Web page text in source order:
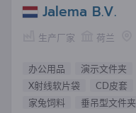
Jalema B.V.
生产厂家 荷兰
办公用品 演示文件夹
X射线软片袋
CD皮套
家兔饲料
垂吊型文件夹